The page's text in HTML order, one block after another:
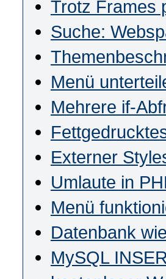
Trotz Frames
Suche:
Menü
Mehrere if-
Externer
Umlaute in
Menü
Datenbank
MySQL